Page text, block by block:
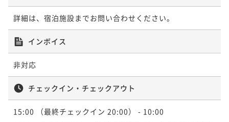
詳細は、宿泊施設までお問い合わせください。
インボイス
非対応
チェックイン・チェックアウト
15:00 （最終チェックイン 20:00） - 10:00